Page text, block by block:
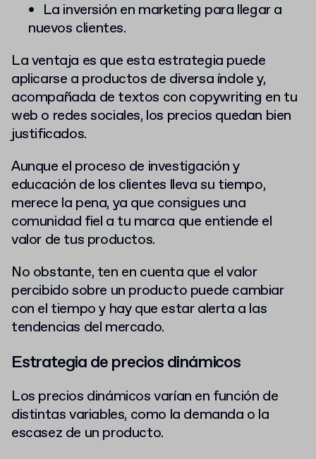
La inversión en marketing para llegar a
nuevos clientes.
La ventaja es que esta estrategia puede
aplicarse a productos de diversa índole y,
acompañada de textos con copywriting en tu
web o redes sociales, los precios quedan bien
justificados.
Aunque el proceso de investigación y
educación de los clientes lleva su tiempo,
merece la pena, ya que consigues una
comunidad fiel a tu marca que entiende el
valor de tus productos.
No obstante, ten en cuenta que el valor
percibido sobre un producto puede cambiar
con el tiempo y hay que estar alerta a las
tendencias del mercado.
Estrategia de precios dinámicos
Los precios dinámicos varían en función de
distintas variables, como la demanda o la
escasez de un producto.